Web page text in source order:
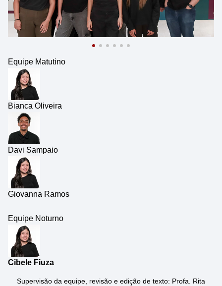
Equipe Matutino
Bianca Oliveira
Davi Sampaio
Giovanna Ramos
Equipe Noturno
Cibele Fiuza
Supervisão da equipe, revisão e edição de texto: Profa. Rita